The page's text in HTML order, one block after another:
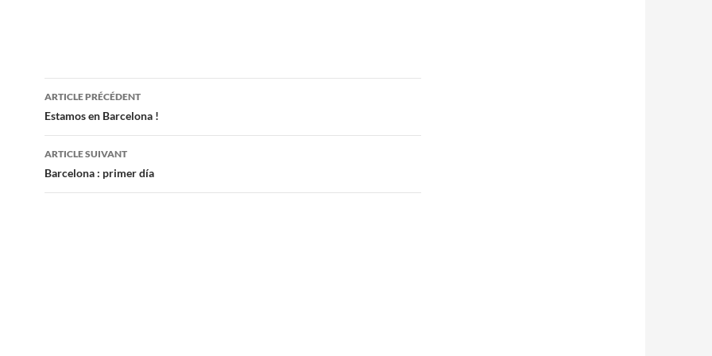
Navigation
des
articles
ARTICLE PRÉCÉDENT
Estamos en Barcelona !
ARTICLE SUIVANT
Barcelona : primer día